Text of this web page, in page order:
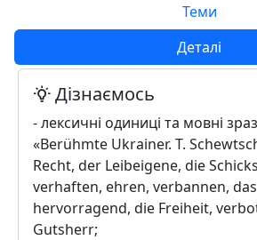
Теми
Деталі
Дізнаємось
- лексичні одиниці та мовні
«Berühmte Ukrainer. T.
Recht, der Leibeigene, die
verhaften, ehren, verbannen,
hervorragend, die Freiheit,
Gutsherr;